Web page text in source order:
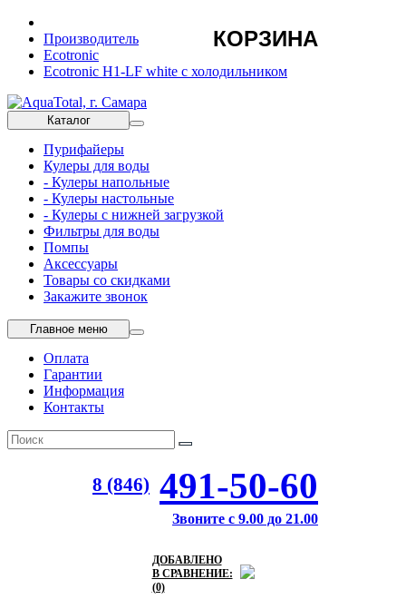
Производитель
Ecotronic
Ecotronic H1-LF white с холодильником
Каталог
Пурифайеры
Кулеры для воды
- Кулеры напольные
- Кулеры настольные
- Кулеры с нижней загрузкой
Фильтры для воды
Помпы
Аксессуары
Товары со скидками
Закажите звонок
Главное меню
Оплата
Гарантии
Информация
Контакты
8 (846) 491-50-60
Звоните с 9.00 до 21.00
ДОБАВЛЕНО
В СРАВНЕНИЕ:
(0)
КОРЗИНА